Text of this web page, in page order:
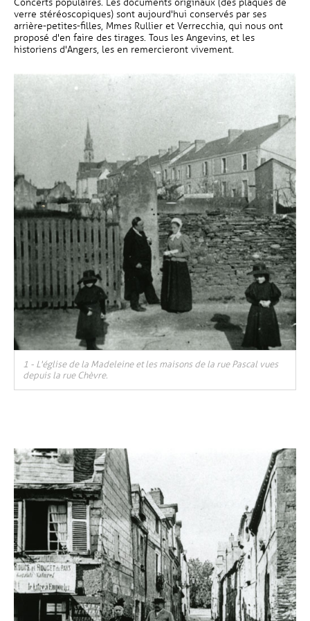
Concerts populaires. Les documents originaux (des plaques de
verre stéréoscopiques) sont aujourd'hui conservés par ses
arrière-petites-filles, Mmes Rullier et Verrecchia, qui nous ont
proposé d'en faire des tirages. Tous les Angevins, et les
historiens d'Angers, les en remercieront vivement.
1 - L'église de la Madeleine et les maisons de la rue Pascal vues
depuis la rue Chèvre.